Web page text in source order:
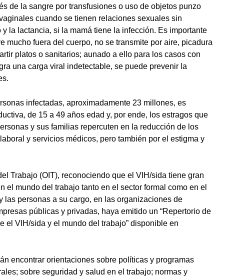
de la sangre por transfusiones o uso de objetos punzo
cuando se tienen relaciones sexuales sin
la lactancia, si la mamá tiene la infección. Es importante
mucho fuera del cuerpo, no se transmite por aire, picadura
platos o sanitarios; aunado a ello para los casos con
una carga viral indetectable, se puede prevenir la
infectadas, aproximadamente 23 millones, es
de 15 a 49 años edad y, por ende, los estragos que
y sus familias repercuten en la reducción de los
y servicios médicos, pero también por el estigma y
Trabajo (OIT), reconociendo que el VIH/sida tiene gran
el mundo del trabajo tanto en el sector formal como en el
las personas a su cargo, en las organizaciones de
públicas y privadas, haya emitido un “Repertorio de
el VIH/sida y el mundo del trabajo” disponible en
encontrar orientaciones sobre políticas y programas
sobre seguridad y salud en el trabajo; normas y